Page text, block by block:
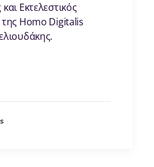
Εκτελεστικός
της Homo Digitalis